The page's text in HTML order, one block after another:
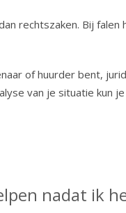
rechtszaken. Bij
of huurder bent,
van je situatie kun je
nadat ik